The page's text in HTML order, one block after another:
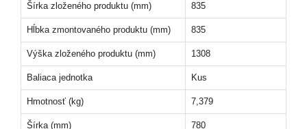
Šírka zloženého produktu (mm) 835
Hĺbka zmontovaného produktu (mm) 835
Výška zloženého produktu (mm) 1308
Baliaca jednotka Kus
Hmotnosť (kg) 7,379
Šírka (mm) 780